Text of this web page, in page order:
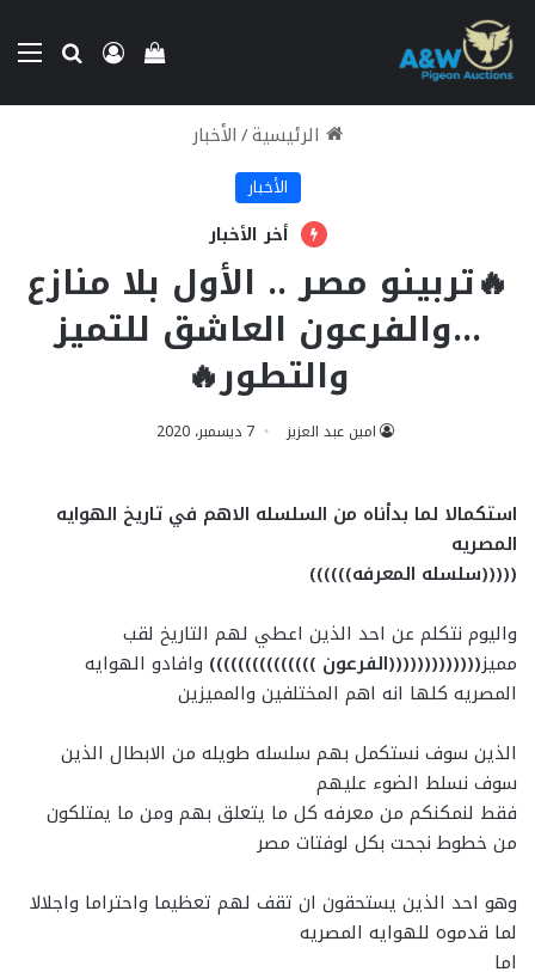
بحث عنتسجيل
إستعراض سلة
الرئيسية/الأخبار
الأخبار
أخر الأخبار
🔥تربينو مصر .. الأول بلا منازع
…والفرعون العاشق للتميز
والتطور🔥
امين عبد العزيز 7 ديسمبر، 2020
استكمالا لما بدأناه من السلسله الاهم في تاريخ الهوايه
المصريه
(((((سلسله المعرفه))))))
واليوم نتكلم عن احد الذين اعطي لهم التاريخ لقب
مميز(((((((((((((الفرعون ))))))))))))))) وافادو الهوايه
المصريه كلها انه اهم المختلفين والمميزين
الذين سوف نستكمل بهم سلسله طويله من الابطال الذين
سوف نسلط الضوء عليهم
فقط لنمكنكم من معرفه كل ما يتعلق بهم ومن ما يمتلكون
من خطوط نجحت بكل لوفتات مصر
وهو احد الذين يستحقون ان تقف لهم تعظيما واحتراما واجلالا
لما قدموه للهوايه المصريه
اما